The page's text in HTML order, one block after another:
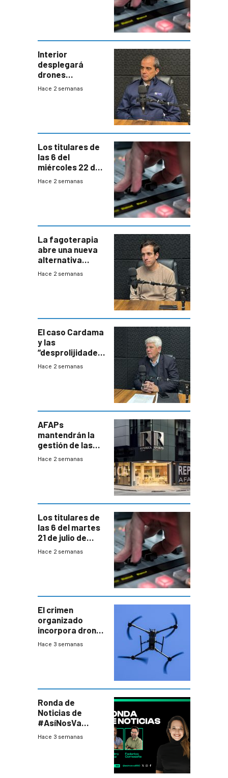
Interior
desplegará
drones
autónomos para
Hace 2 semanas
Los titulares de
las 6 del
miércoles 22 de
julio de 2026
Hace 2 semanas
La fagoterapia
abre una nueva
alternativa
contra bacterias
innovadora
Hace 2 semanas
El caso Cardama
y las
“desprolijidades”
que la
Hace 2 semanas
AFAPs
mantendrán la
gestión de las
cuentas
Hace 2 semanas
Los titulares de
las 6 del martes
21 de julio de
2026
Hace 2 semanas
El crimen
organizado
incorpora drones
y abre un nuevo
Hace 3 semanas
Ronda de
Noticias de
#AsíNosVa
(20/7/26)
Hace 3 semanas